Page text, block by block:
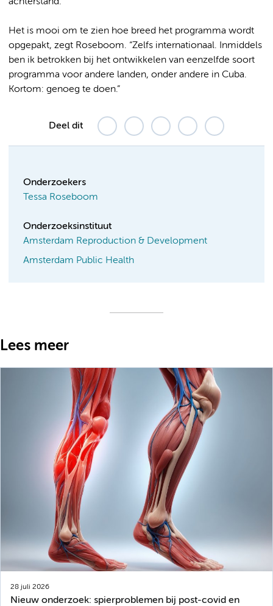
Het is mooi om te zien hoe breed het programma wordt
opgepakt, zegt Roseboom. “Zelfs internationaal. Inmiddels
ben ik betrokken bij het ontwikkelen van eenzelfde soort
programma voor andere landen, onder andere in Cuba.
Kortom: genoeg te doen.”
Deel dit
Onderzoekers
Tessa Roseboom
Onderzoeksinstituut
Amsterdam Reproduction & Development
Amsterdam Public Health
Lees meer
28 juli 2026
Nieuw onderzoek: spierproblemen bij post-covid en